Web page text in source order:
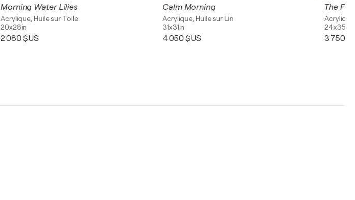
Morning Water Lilies
Acrylique, Huile sur Toile
20x28in
2 080 $US
Calm Morning
Acrylique, Huile sur Lin
31x31in
4 050 $US
The
24x35in
3 750